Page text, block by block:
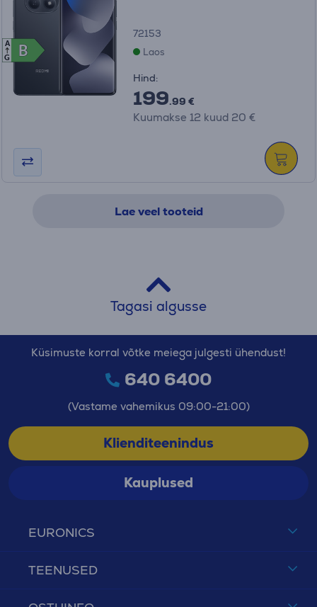
B
B
A
G
72153
Laos
Hind:
199.99 €
Kuumakse 12 kuud 20 €
Lae veel tooteid
Tagasi algusse
EURONICS
TEENUSED
Küsimuste korral võtke meiega julgesti ühendust!
640 6400
(Vastame vahemikus 09:00-21:00)
Klienditeenindus
Kauplused